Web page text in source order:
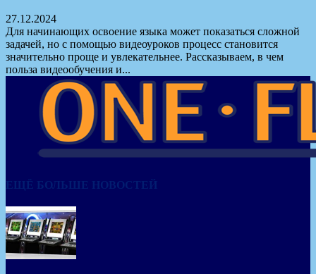
27.12.2024
Для начинающих освоение языка может показаться сложной
задачей, но с помощью видеоуроков процесс становится
значительно проще и увлекательнее. Рассказываем, в чем
польза видеообучения и...
ЕЩЁ БОЛЬШЕ НОВОСТЕЙ